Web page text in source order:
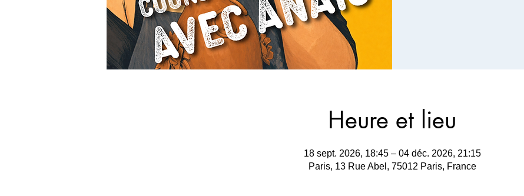
Heure et lieu
18 sept. 2026, 18:45 – 04 déc. 2026, 21:15
Paris, 13 Rue Abel, 75012 Paris, France